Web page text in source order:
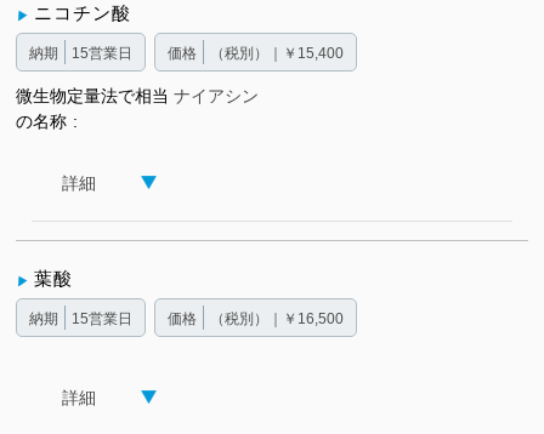
ニコチン酸
納期 15営業日 価格 （税別）｜￥15,400
微生物定量法で相当
の名称
ナイアシン
詳細
葉酸
納期 15営業日 価格 （税別）｜￥16,500
詳細